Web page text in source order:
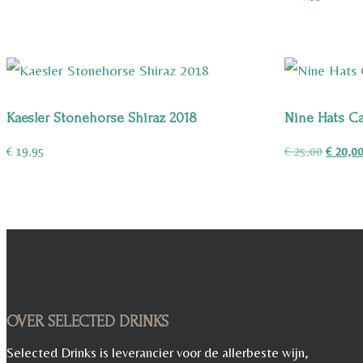
Kaesler Stonehorse Shiraz 2018
€ 19,95
Nine Hats
€25,00
€
€20,00
OVER SELECTED DRINKS
Selected Drinks is leverancier voor de allerbeste wijn,